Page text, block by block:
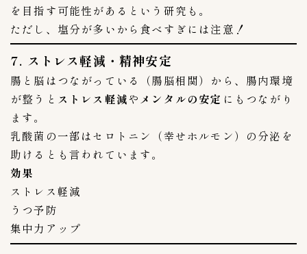
韓国市場 1
ブランド 41
bibigo（ビビゴ） 1
BIGMAMA(ビッグママ)
こだわりキムチ
ご飯がススム 9
チョンカ（宗家）
ハンウル
モランボン
を目指す可能性があるという研究も。
ただし、塩分が多いから食べすぎには注意！
7. ストレス軽減・精神安定
腸と脳はつながっている（腸脳相関）から、腸内環境
が整うと ストレス軽減や メンタルの安定 にもつながり
ます。
乳酸菌の一部はセロトニン（幸せホルモン）の分泌を
助けるとも言われています。
効果
ストレス軽減
うつ予防
集中力アップ